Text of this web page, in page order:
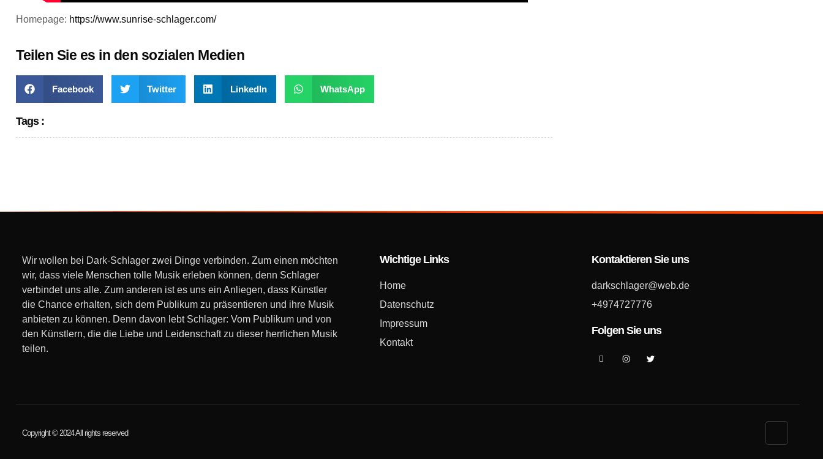
Homepage: https://www.sunrise-schlager.com/
Teilen Sie es in den sozialen Medien
Facebook Twitter LinkedIn WhatsApp
Tags :
Wir wollen bei Dark-Schlager zwei Dinge verbinden. Zum einen möchten
wir, dass viele Menschen tolle Musik erleben können, denn Schlager
verbindet uns alle. Zum anderen ist es uns ein Anliegen, dass Künstler
die Chance erhalten, sich dem Publikum zu präsentieren und ihre Musik
anbieten zu können. Denn davon lebt Schlager: Vom Publikum und von
den Künstlern, die die Liebe und Leidenschaft zu dieser herrlichen Musik
teilen.
Wichtige Links
Home
Datenschutz
Impressum
Kontakt
Kontaktieren Sie uns
darkschlager@web.de
+4974727776
Folgen Sie uns
Copyright © 2024 All rights reserved